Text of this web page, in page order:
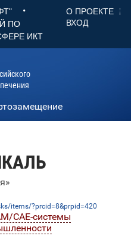
•
ПО
ИКТ
О ПРОЕКТЕ
ВХОД
items/?prcid=8&prpid=420
CAE-системы